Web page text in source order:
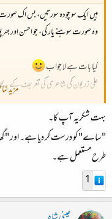
ہیں ایک سو چودہ سورتیں، بس اک صورت
وہ صورت سوہنے یار کی، جو احسن اور
کیا بات ہے لا جواب
علی زریون کی شاعری کی تعریف کے
اس شعر میں ٹائپنگ کی کچھ اغلاط ہیں
یہ پیڑ پرندے تتلیاں، مری روح کے
یہ جتنے
مزید
بہت شکریہ آپ کا۔
"ساے" کو درست کر دیا ہے۔ اور
طرح مستعمل ہے۔
1